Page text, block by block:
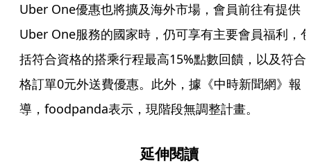
Uber One優惠也將擴及海外市場，會員前往有提供
Uber One服務的國家時，仍可享有主要會員福利，
括符合資格的搭乘行程最高15%點數回饋，以及符合
格訂單0元外送費優惠。此外，據《中時新聞網》報
導，foodpanda表示，現階段無調整計畫。
延伸閱讀